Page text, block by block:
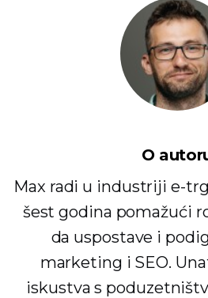
O
Max radi u industriji e-
šest godina pomažući
da uspostave i
marketing i SEO.
iskustva s